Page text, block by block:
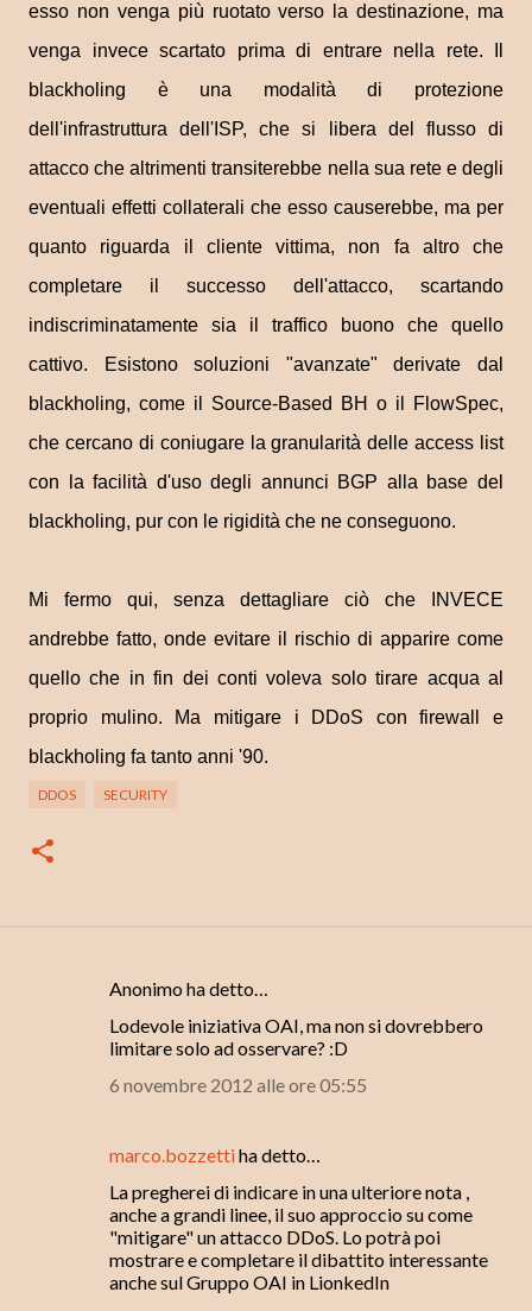
esso non venga più ruotato verso la destinazione, ma
venga invece scartato prima di entrare nella rete. Il
blackholing è una modalità di protezione
dell'infrastruttura dell'ISP, che si libera del flusso di
attacco che altrimenti transiterebbe nella sua rete e degli
eventuali effetti collaterali che esso causerebbe, ma per
quanto riguarda il cliente vittima, non fa altro che
completare il successo dell'attacco, scartando
indiscriminatamente sia il traffico buono che quello
cattivo. Esistono soluzioni "avanzate" derivate dal
blackholing, come il Source-Based BH o il FlowSpec,
che cercano di coniugare la granularità delle access list
con la facilità d'uso degli annunci BGP alla base del
blackholing, pur con le rigidità che ne conseguono.
Mi fermo qui, senza dettagliare ciò che INVECE
andrebbe fatto, onde evitare il rischio di apparire come
quello che in fin dei conti voleva solo tirare acqua al
proprio mulino. Ma mitigare i DDoS con firewall e
blackholing fa tanto anni '90.
DDOS SECURITY
Anonimo ha detto…
Lodevole iniziativa OAI, ma non si dovrebbero
limitare solo ad osservare? :D
6 novembre 2012 alle ore 05:55
marco.bozzettiha detto…
La pregherei di indicare in una ulteriore nota ,
anche a grandi linee, il suo approccio su come
"mitigare" un attacco DDoS. Lo potrà poi
mostrare e completare il dibattito interessante
anche sul Gruppo OAI in LionkedIn